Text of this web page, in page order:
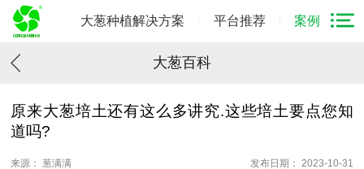
大葱种植解决方案 平台推荐 案例
大葱百科
原来大葱培土还有这么多讲究.这些培土要点您知
道吗?
来源： 葱满满 发布日期： 2023-10-31